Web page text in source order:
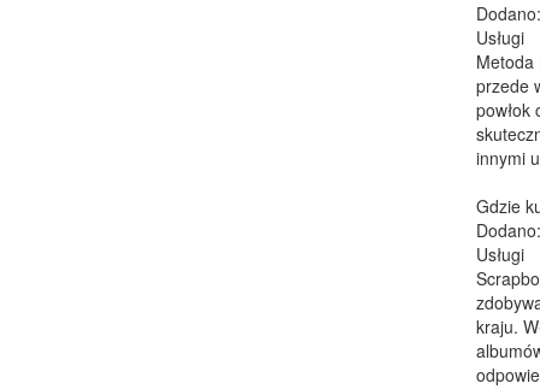
Usługi
Metoda
przede
powłok
innymi
Gdzie
Usługi
kraju.